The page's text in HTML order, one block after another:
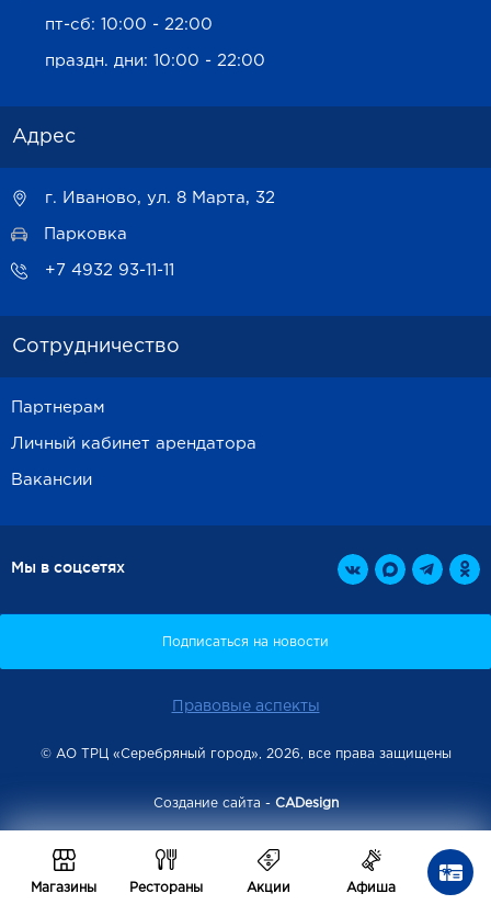
Магазины Рестораны Акции Афиша
пт-сб: 10:00 - 22:00
праздн. дни: 10:00 - 22:00
Адрес
г. Иваново, ул. 8 Марта, 32
Парковка
+7 4932 93-11-11
Сотрудничество
Партнерам
Личный кабинет арендатора
Вакансии
Мы в соцсетях
Правовые аспекты
© АО ТРЦ «Серебряный город», 2026, все права защищены
Создание сайта - CADesign